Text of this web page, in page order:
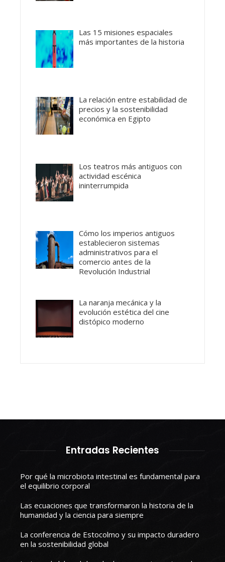
Las 15 misiones espaciales
más importantes de la historia
La relación entre estabilidad de
precios y la sostenibilidad
económica en Egipto
Los teatros más antiguos con
actividad escénica
ininterrumpida
Cómo los imperios antiguos
establecieron sistemas
administrativos para el
comercio antes de la
Revolución Industrial
La naranja mecánica y la
evolución estética del cine
distópico moderno
Entradas Recientes
Por qué la microbiota intestinal es fundamental para
el equilibrio corporal
Las ecuaciones que transformaron la historia de la
humanidad y la ciencia para siempre
La conferencia de Estocolmo y su impacto duradero
en la sostenibilidad global